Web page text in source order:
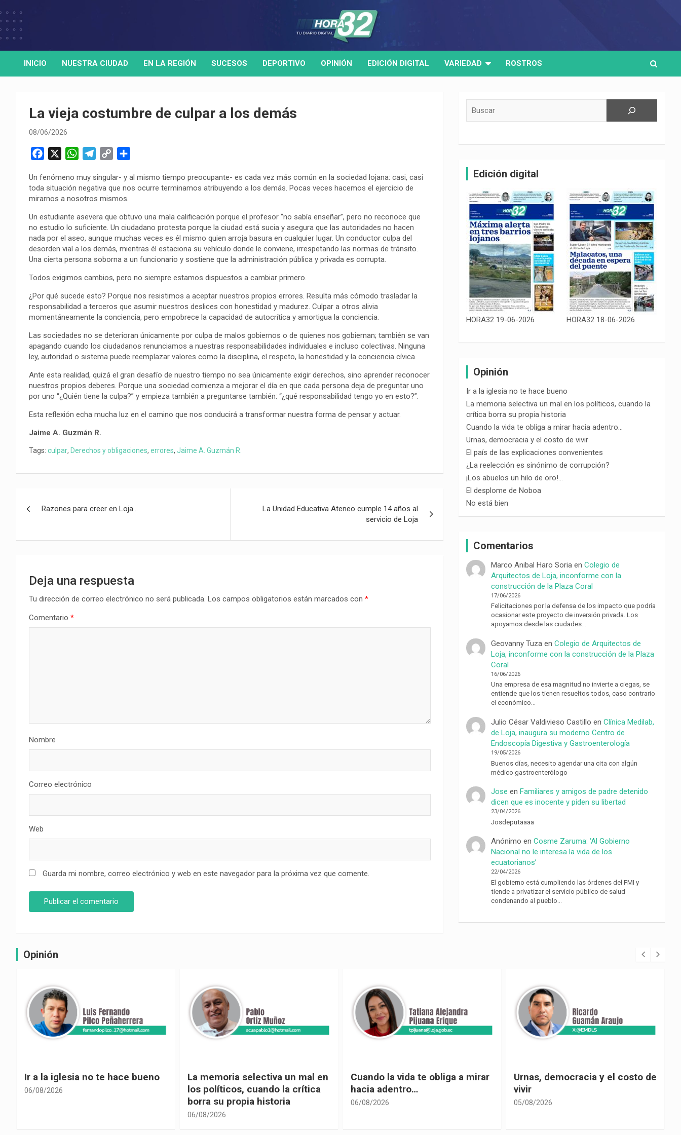
to
HORA32
Medio de comunicación digital
INICIO NUESTRA CIUDAD EN LA REGIÓN SUCESOS DEPORTIVO OPINIÓN EDICIÓN DIGITAL VARIEDAD ROSTROS
La vieja costumbre de culpar a los demás
08/06/2026
c
e
o
o
k
W
a
t
A
p
p
l
e
r
a
m
p
y
i
n
k
m
p
r
t
i
r
Un fenómeno muy singular- y al mismo tiempo preocupante- es cada vez más común en la sociedad lojana: casi, casi
toda situación negativa que nos ocurre terminamos atribuyendo a los demás. Pocas veces hacemos el ejercicio de
mirarnos a nosotros mismos.
Un estudiante asevera que obtuvo una mala calificación porque el profesor “no sabía enseñar”, pero no reconoce que
no estudio lo suficiente. Un ciudadano protesta porque la ciudad está sucia y asegura que las autoridades no hacen
nada por el aseo, aunque muchas veces es él mismo quien arroja basura en cualquier lugar. Un conductor culpa del
desorden vial a los demás, mientras él estaciona su vehículo donde le conviene, irrespetando las normas de tránsito.
Una cierta persona soborna a un funcionario y sostiene que la administración pública y privada es corrupta.
Todos exigimos cambios, pero no siempre estamos dispuestos a cambiar primero.
¿Por qué sucede esto? Porque nos resistimos a aceptar nuestros propios errores. Resulta más cómodo trasladar la
responsabilidad a terceros que asumir nuestros deslices con honestidad y madurez. Culpar a otros alivia
momentáneamente la conciencia, pero empobrece la capacidad de autocrítica y amortigua la conciencia.
Las sociedades no se deterioran únicamente por culpa de malos gobiernos o de quienes nos gobiernan; también se van
apagando cuando los ciudadanos renunciamos a nuestras responsabilidades individuales e incluso colectivas. Ninguna
ley, autoridad o sistema puede reemplazar valores como la disciplina, el respeto, la honestidad y la conciencia cívica.
Ante esta realidad, quizá el gran desafío de nuestro tiempo no sea únicamente exigir derechos, sino aprender reconocer
nuestros propios deberes. Porque una sociedad comienza a mejorar el día en que cada persona deja de preguntar uno
por uno “¿Quién tiene la culpa?” y empieza también a preguntarse también: “¿qué responsabilidad tengo yo en esto?”.
Esta reflexión echa mucha luz en el camino que nos conducirá a transformar nuestra forma de pensar y actuar.
Jaime A. Guzmán R.
Tags: culpar, Derechos y obligaciones, errores, Jaime A. Guzmán R.
entradas
Razones para creer en Loja…
La Unidad Educativa Ateneo cumple 14 años al
servicio de Loja
Deja una respuesta
Tu dirección de correo electrónico no será publicada. Los campos obligatorios están marcados con *
Comentario *
Nombre
Correo electrónico
Web
Guarda mi nombre, correo electrónico y web en este navegador para la próxima vez que comente.
Edición digital
HORA32 19-06-2026 HORA32 18-06-2026
Opinión
Ir a la iglesia no te hace bueno
La memoria selectiva un mal en los políticos, cuando la
crítica borra su propia historia
Cuando la vida te obliga a mirar hacia adentro…
Urnas, democracia y el costo de vivir
El país de las explicaciones convenientes
¿La reelección es sinónimo de corrupción?
¡Los abuelos un hilo de oro!…
El desplome de Noboa
No está bien
Comentarios
Marco Anibal Haro Soria enColegio de
Arquitectos de Loja, inconforme con la
construcción de la Plaza Coral
17/06/2026
Felicitaciones por la defensa de los impacto que podría
ocasionar este proyecto de inversión privada. Los
apoyamos desde las ciudades…
Geovanny Tuza enColegio de Arquitectos de
Loja, inconforme con la construcción de la Plaza
Coral
16/06/2026
Una empresa de esa magnitud no invierte a ciegas, se
entiende que los tienen resueltos todos, caso contrario
el económico…
Julio César Valdivieso Castillo enClínica Medilab,
de Loja, inaugura su moderno Centro de
Endoscopía Digestiva y Gastroenterología
19/05/2026
Buenos días, necesito agendar una cita con algún
médico gastroenterólogo
Jose enFamiliares y amigos de padre detenido
dicen que es inocente y piden su libertad
23/04/2026
Josdeputaaaa
Anónimo enCosme Zaruma: ‘Al Gobierno
Nacional no le interesa la vida de los
ecuatorianos’
22/04/2026
El gobierno está cumpliendo las órdenes del FMI y
tiende a privatizar el servicio público de salud
condenando al pueblo…
Opinión
La memoria selectiva un mal en
los políticos, cuando la crítica
Cuando la vida te obliga a mirar
hacia adentro…
06/08/2026
Urnas, democracia y el costo de
vivir
05/08/2026
El país de las explicaciones
convenientes
05/08/2026